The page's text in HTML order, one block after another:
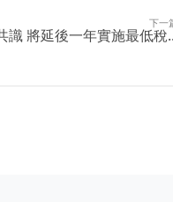
下一
識 將延後一年實施最低稅